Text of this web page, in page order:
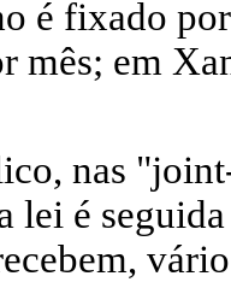
é fixado
mês; em
nas
lei é